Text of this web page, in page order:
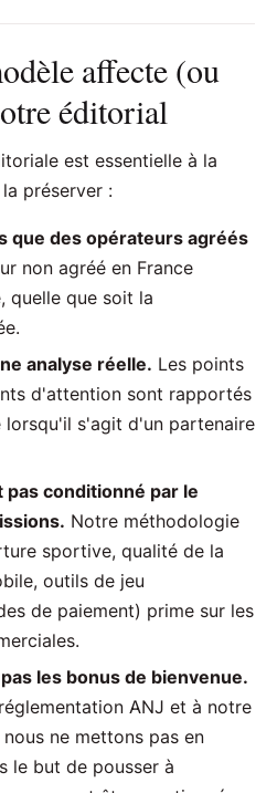
affecte (ou
éditorial
est essentielle à la
préserver :
que des opérateurs agréés
non agréé en France
quelle que soit la
analyse réelle. Les points
d'attention sont rapportés
lorsqu'il s'agit d'un partenaire
pas conditionné par le
Notre méthodologie
sportive, qualité de la
outils de jeu
de paiement) prime sur les
les bonus de bienvenue.
ANJ et à notre
ne mettons pas en
le but de pousser à